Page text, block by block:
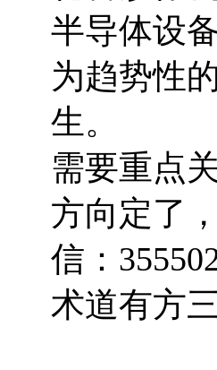
半导体设
为趋势性
生。
需要重点
方向定了
信：
术道有方